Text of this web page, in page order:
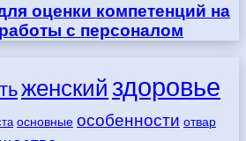
оценки компетенций на
с персоналом
женский здоровье
основные особенности отвар